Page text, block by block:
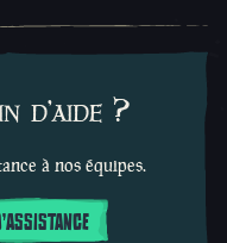
d'aide ?
à nos équipes.